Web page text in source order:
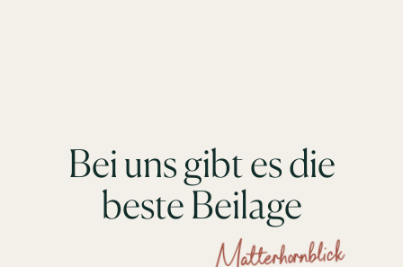
Bei uns gibt es die
beste Beilage